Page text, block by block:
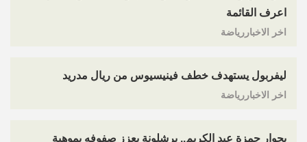
اعرف القائمة
اخر الاخباررياضة
ليفربول يستهدف خطف فينيسيوس من ريال مدريد
اخر الاخباررياضة
بجوار حمزة عبد الكريم.. برشلونة يعزز صفوفه بموهبة